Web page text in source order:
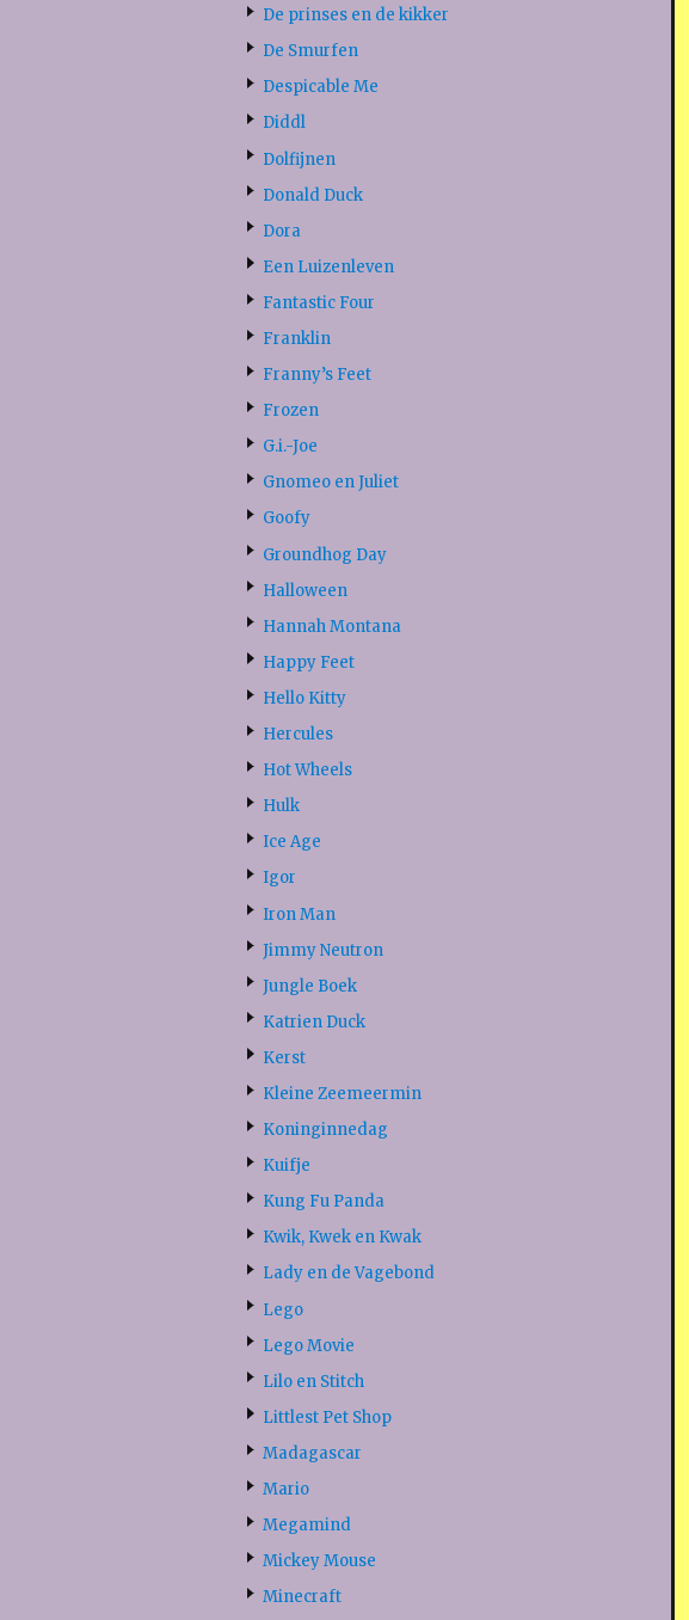
De prinses en de kikker
De Smurfen
Despicable Me
Diddl
Dolfijnen
Donald Duck
Dora
Een Luizenleven
Fantastic Four
Franklin
Franny’s Feet
Frozen
G.i.-Joe
Gnomeo en Juliet
Goofy
Groundhog Day
Halloween
Hannah Montana
Happy Feet
Hello Kitty
Hercules
Hot Wheels
Hulk
Ice Age
Igor
Iron Man
Jimmy Neutron
Jungle Boek
Katrien Duck
Kerst
Kleine Zeemeermin
Koninginnedag
Kuifje
Kung Fu Panda
Kwik, Kwek en Kwak
Lady en de Vagebond
Lego
Lego Movie
Lilo en Stitch
Littlest Pet Shop
Madagascar
Mario
Megamind
Mickey Mouse
Minecraft